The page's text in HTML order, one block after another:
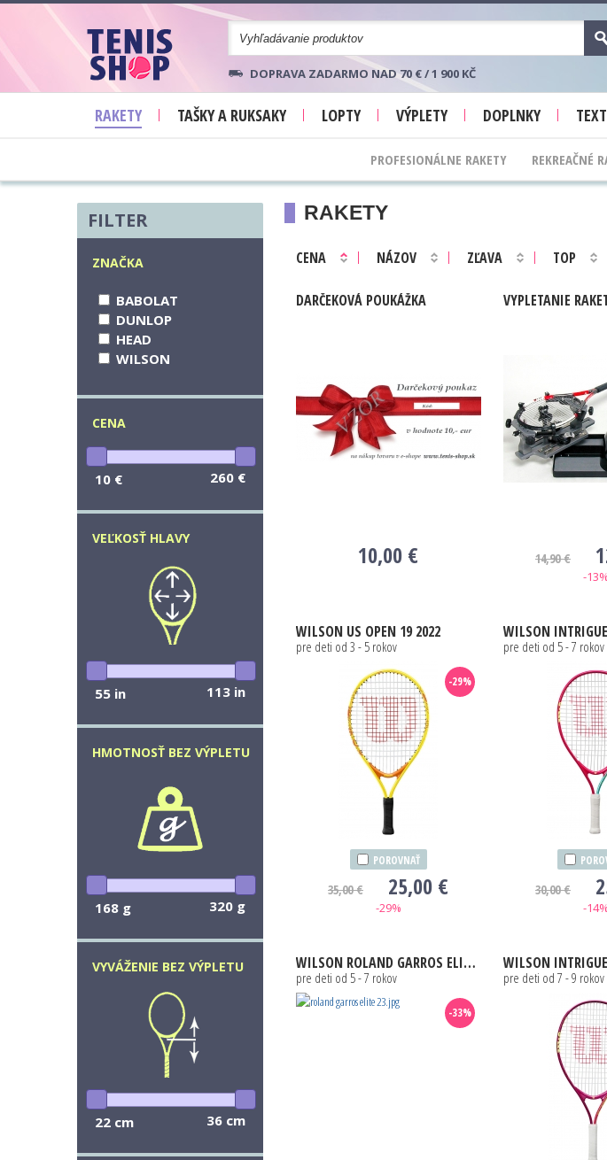
RAKETY TAŠKY A RUKSAKY LOPTY VÝPLETY DOPLNKY
PROFESIONÁLNE RAKETY REKREAČNÉ
DOPRAVA ZADARMO NAD 70 € / 1 900 KČ
RAKETY
CENA NÁZOV ZĽAVA TOP
DARČEKOVÁ POUKÁŽKA
10,00 €
VYPLETANIE
14,90 €
-13%
WILSON US OPEN 19 2022
pre deti od 3 - 5 rokov
-29%
POROVNAŤ
35,00 € 25,00 €
-29%
WILSON
pre deti od 5 - 7 rokov
30,00 €
-14%
WILSON ROLAND GARROS ELITE 21
pre deti od 5 - 7 rokov
-33%
WILSON
pre deti od 7 - 9 rokov
FILTER
ZNAČKA
BABOLAT
DUNLOP
HEAD
WILSON
CENA
10 € 260 €
VEĽKOSŤ HLAVY
55 in 113 in
HMOTNOSŤ BEZ VÝPLETU
168 g 320 g
VYVÁŽENIE BEZ VÝPLETU
22 cm 36 cm